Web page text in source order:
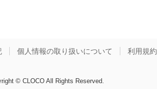
個人情報の取り扱いについて 利用規約
© CLOCO All Rights Reserved.